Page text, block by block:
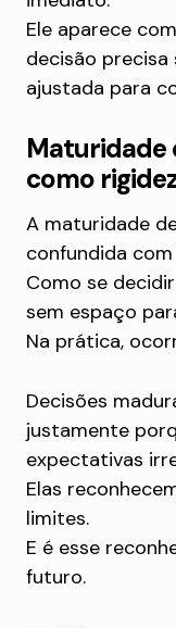
Ele aparece
decisão precisa
ajustada para
Maturidade
como
A maturidade
confundida
Como se
sem espaço
Na prática,
Decisões
justamente
expectativas
Elas
limites.
E é esse
futuro.